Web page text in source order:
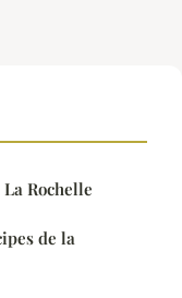
Rochelle
de la